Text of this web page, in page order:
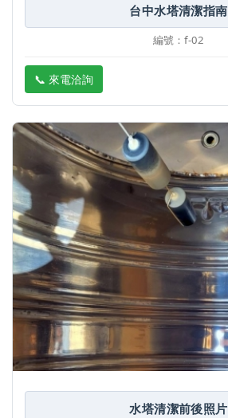
台中水塔清潔指南
編號：f-02
📞 來電洽詢
水塔清潔前後照片